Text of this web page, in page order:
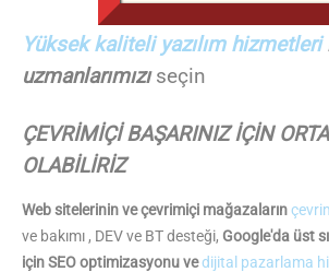
Yüksek kaliteli yazılım hizmetleri
uzmanlarımızıseçin
ÇEVRİMİÇİ BAŞARINIZ İÇİN
OLABİLİRİZ
Web sitelerinin ve çevrimiçi mağazaların
ve bakımı , DEV ve BT desteği, Google'da üst
için SEO optimizasyonu vedijital pazarlama